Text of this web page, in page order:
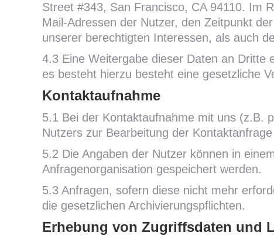
Street #343, San Francisco, CA 94110. Im
Mail-Adressen der Nutzer, den Zeitpunkt
unserer berechtigten Interessen, als auch
4.3 Eine Weitergabe dieser Daten an Dritte
es besteht hierzu besteht eine gesetzliche
Kontaktaufnahme
5.1 Bei der Kontaktaufnahme mit uns (z.B.
Nutzers zur Bearbeitung der
5.2 Die Angaben der Nutzer können in
Anfragenorganisation gespeichert werden.
5.3 Anfragen, sofern diese nicht mehr
die gesetzlichen Archivierungspflichten.
Erhebung von Zugriffsdaten und